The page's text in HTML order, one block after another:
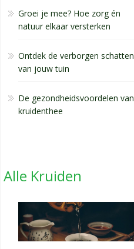
Groei je mee? Hoe zorg én
natuur elkaar versterken
Ontdek de verborgen schatten
van jouw tuin
De gezondheidsvoordelen van
kruidenthee
Alle Kruiden